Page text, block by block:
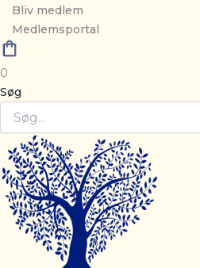
Bliv medlem
Medlemsportal
0
Søg